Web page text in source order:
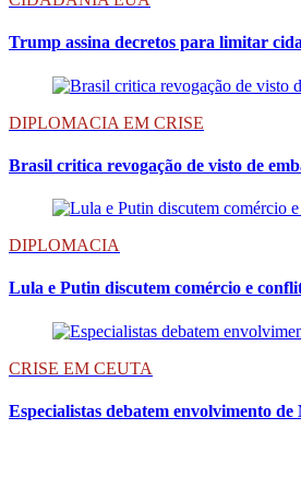
Trump assina decretos para limitar
DIPLOMACIA EM CRISE
Brasil critica revogação de visto de
DIPLOMACIA
Lula e Putin discutem comércio e
CRISE EM CEUTA
Especialistas debatem envolvimento